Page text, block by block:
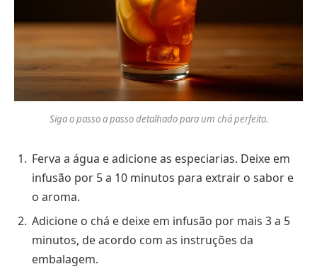
Siga o passo a passo detalhado para um chá perfeito.
Ferva a água e adicione as especiarias. Deixe em
infusão por 5 a 10 minutos para extrair o sabor e
o aroma.
Adicione o chá e deixe em infusão por mais 3 a 5
minutos, de acordo com as instruções da
embalagem.